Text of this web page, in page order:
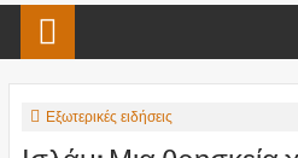
Εξωτερικές ειδήσεις